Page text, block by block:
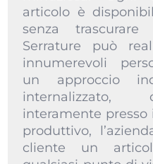
articolo è
senza
Serrature può
innumerevoli
un approccio
internalizzato,
interamente
produttivo,
cliente un